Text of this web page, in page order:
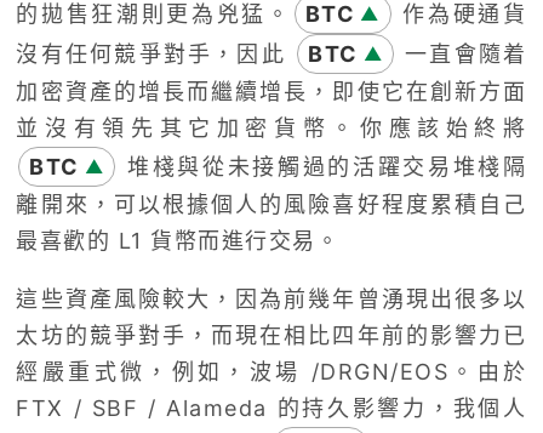
的拋售狂潮則更為兇猛。
BTC ▲
作為硬通貨
沒有任何競爭對手，因此
BTC ▲
一直會隨着
加密資產的增長而繼續增長，即使它在創新方面
並沒有領先其它加密貨幣。你應該始終將
BTC ▲
堆棧與從未接觸過的活躍交易堆棧隔
離開來，可以根據個人的風險喜好程度累積自己
最喜歡的 L1 貨幣而進行交易。
這些資產風險較大，因為前幾年曾湧現出很多以
太坊的競爭對手，而現在相比四年前的影響力已
經嚴重式微，例如，波場 /DRGN/EOS。由於
FTX / SBF / Alameda 的持久影響力，我個人